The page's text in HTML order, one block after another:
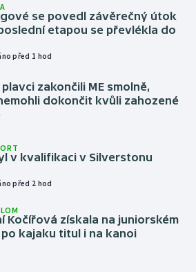
se povedl závěrečný útok
etapou se převlékla do
před 1 hod
zakončili ME smolně,
dokončit kvůli zahozené
v kvalifikaci v Silverstonu
před 2 hod
Kočířová získala na juniorském
po kajaku titul i na kanoi